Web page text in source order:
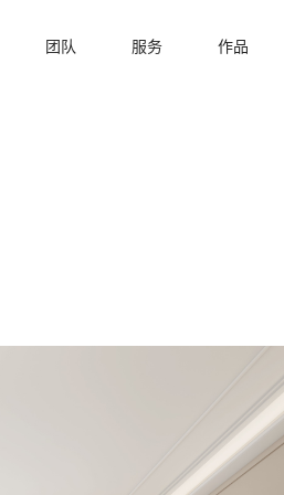
团队 服务 作品